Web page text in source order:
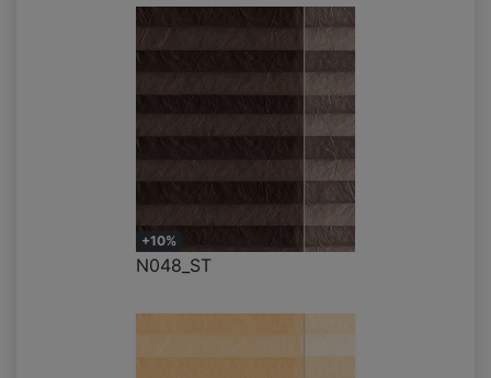
+10%
N048_ST